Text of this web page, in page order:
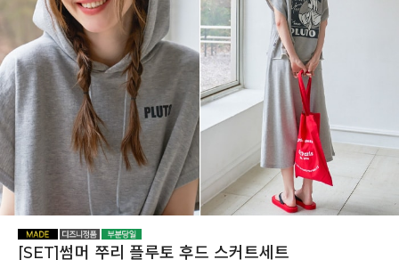
[SET]썸머 쭈리 플루토 후드 스커트세트